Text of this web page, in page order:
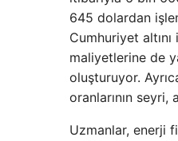
645 dolardan
Cumhuriyet
maliyetlerine de
oluşturuyor.
oranlarının
Uzmanlar, enerji